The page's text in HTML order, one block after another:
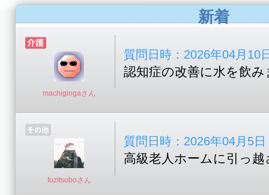
新着
machigingaさん
質問日時：2026年04月10
認知症の改善に水を飲
fuzitsuboさん
質問日時：2026年04月5
高級老人ホームに引っ越